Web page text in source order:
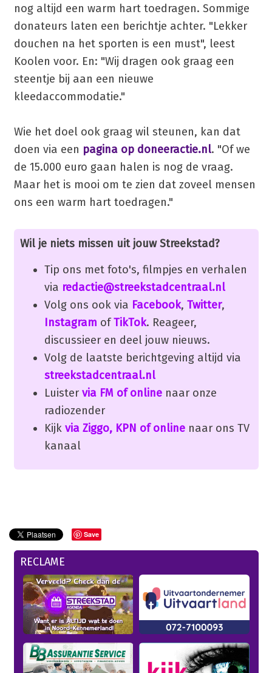
nog altijd een warm hart toedragen. Sommige
donateurs laten een berichtje achter. "Lekker
douchen na het sporten is een must", leest
Koolen voor. En: "Wij dragen ook graag een
steentje bij aan een nieuwe
kleedaccommodatie."
Wie het doel ook graag wil steunen, kan dat
doen via een pagina op doneeractie.nl. "Of we
de 15.000 euro gaan halen is nog de vraag.
Maar het is mooi om te zien dat zoveel mensen
ons een warm hart toedragen."
Wil je niets missen uit jouw Streekstad?
Tip ons met foto's, filmpjes en verhalen
via redactie@streekstadcentraal.nl
Volg ons ook via Facebook, Twitter,
Instagram ofTikTok. Reageer,
discussieer en deel jouw nieuws.
Volg de laatste berichtgeving altijd via
streekstadcentraal.nl
Luister via FM of onlinenaar onze
radiozender
Kijk via Ziggo, KPN of onlinenaar ons TV
kanaal
Save
RECLAME